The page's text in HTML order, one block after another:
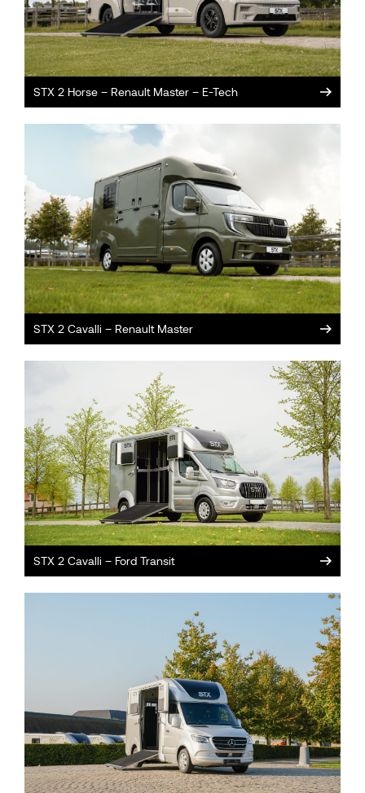
STX 2 Horse – Renault Master – E-Tech
STX 2 Cavalli – Renault Master
STX 2 Cavalli – Ford Transit